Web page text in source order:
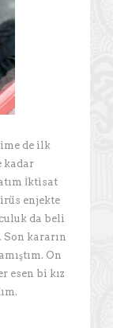
de ilk
kadar
İktisat
enjekte
da beli
Son kararın
On
esen bi kız